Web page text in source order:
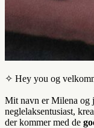
✧ Hey you og
Mit navn er Milena og
neglelaksentusiast,
der kommer med de